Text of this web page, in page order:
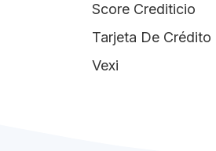
Score Crediticio
Tarjeta De Crédito
Vexi